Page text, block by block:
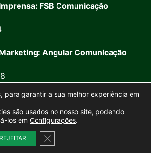
FSB Comunicação
Angular Comunicação
porMarketing Objetivo
para garantir a sua melhor experiência em
são usados no nosso site, podendo
los em Configurações.
REJEITAR Close GDPR Cookie Banner